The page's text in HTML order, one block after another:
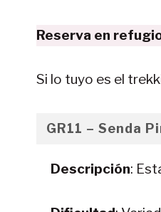
Reserva en
Si lo tuyo es el
GR11 – Senda
Descripción: